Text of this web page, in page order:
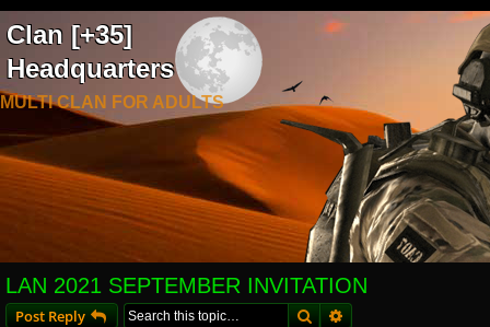
Clan [+35]
Headquarters
MULTI CLAN FOR ADULTS
LAN 2021 SEPTEMBER INVITATION
Post Reply SearchAdvanced search